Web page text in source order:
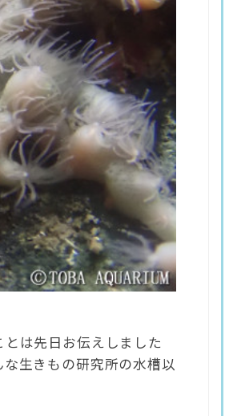
は先日お伝えしました
生きもの研究所の水槽以